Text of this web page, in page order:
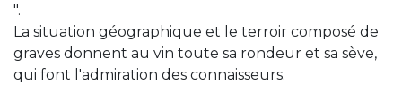
".
La situation géographique et le terroir composé de
graves donnent au vin toute sa rondeur et sa sève,
qui font l'admiration des connaisseurs.